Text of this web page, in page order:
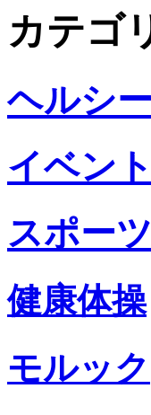
カテゴ
ヘルシ
イベント
スポー
健康体操
モルック